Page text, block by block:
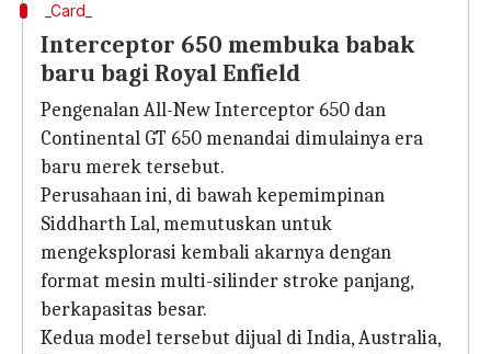
_Card_
Interceptor 650 membuka babak
baru bagi Royal Enfield
Pengenalan All-New Interceptor 650 dan
Continental GT 650 menandai dimulainya era
baru merek tersebut.
Perusahaan ini, di bawah kepemimpinan
Siddharth Lal, memutuskan untuk
mengeksplorasi kembali akarnya dengan
format mesin multi-silinder stroke panjang,
berkapasitas besar.
Kedua model tersebut dijual di India, Australia,